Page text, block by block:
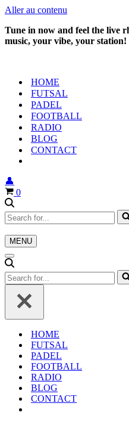
Aller au contenu
Tune in now and feel the live
music, your vibe, your station!
HOME
FUTSAL
PADEL
FOOTBALL
RADIO
BLOG
CONTACT
👤
Panier
0
Rechercher...
MENU
Menu
Menu
de
navigation
Rechercher...
HOME
FUTSAL
PADEL
FOOTBALL
RADIO
BLOG
CONTACT